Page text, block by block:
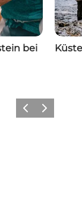
bei
ZurückWeiter